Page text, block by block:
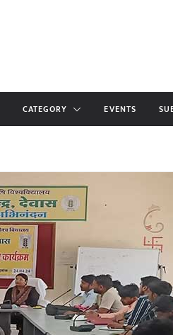
CATEGORY EVENTS